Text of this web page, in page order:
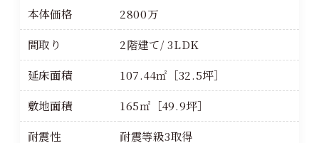
本体価格
2800万
間取り
2階建て/ 3LDK
延床面積
107.44㎡［32.5坪］
敷地面積
165㎡［49.9坪］
耐震性
耐震等級3取得